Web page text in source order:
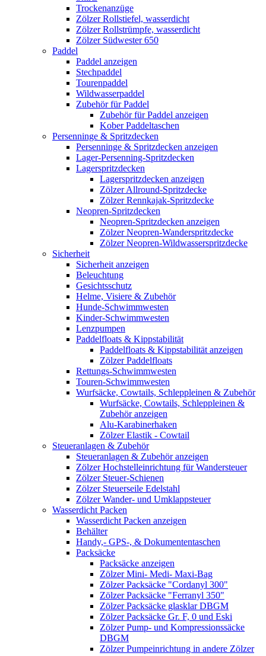
Trockenanzüge
Zölzer Rollstiefel, wasserdicht
Zölzer Rollstrümpfe, wasserdicht
Zölzer Südwester 650
Paddel
Paddel anzeigen
Stechpaddel
Tourenpaddel
Wildwasserpaddel
Zubehör für Paddel
Zubehör für Paddel anzeigen
Kober Paddeltaschen
Persenninge & Spritzdecken
Persenninge & Spritzdecken anzeigen
Lager-Persenning-Spritzdecken
Lagerspritzdecken
Lagerspritzdecken anzeigen
Zölzer Allround-Spritzdecke
Zölzer Rennkajak-Spritzdecke
Neopren-Spritzdecken
Neopren-Spritzdecken anzeigen
Zölzer Neopren-Wanderspritzdecke
Zölzer Neopren-Wildwasserspritzdecke
Sicherheit
Sicherheit anzeigen
Beleuchtung
Gesichtsschutz
Helme, Visiere & Zubehör
Hunde-Schwimmwesten
Kinder-Schwimmwesten
Lenzpumpen
Paddelfloats & Kippstabilität
Paddelfloats & Kippstabilität anzeigen
Zölzer Paddelfloats
Rettungs-Schwimmwesten
Touren-Schwimmwesten
Wurfsäcke, Cowtails, Schleppleinen & Zubehör
Wurfsäcke, Cowtails, Schleppleinen &
Zubehör anzeigen
Alu-Karabinerhaken
Zölzer Elastik - Cowtail
Steueranlagen & Zubehör
Steueranlagen & Zubehör anzeigen
Zölzer Hochstelleinrichtung für Wandersteuer
Zölzer Steuer-Schienen
Zölzer Steuerseile Edelstahl
Zölzer Wander- und Umklappsteuer
Wasserdicht Packen
Wasserdicht Packen anzeigen
Behälter
Handy,- GPS-, & Dokumententaschen
Packsäcke
Packsäcke anzeigen
Zölzer Mini- Medi- Maxi-Bag
Zölzer Packsäcke "Cordanyl 300"
Zölzer Packsäcke "Ferranyl 350"
Zölzer Packsäcke glasklar DBGM
Zölzer Packsäcke Gr. F, 0 und Eski
Zölzer Pump- und Kompressionssäcke
DBGM
Zölzer Pumpeinrichtung in andere Zölzer